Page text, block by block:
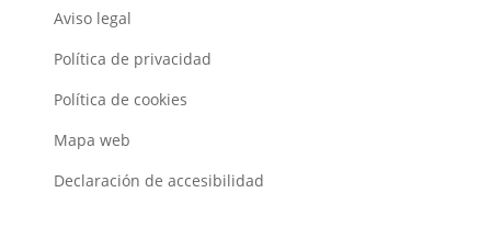
Aviso legal
Política de privacidad
Política de cookies
Mapa web
Declaración de accesibilidad